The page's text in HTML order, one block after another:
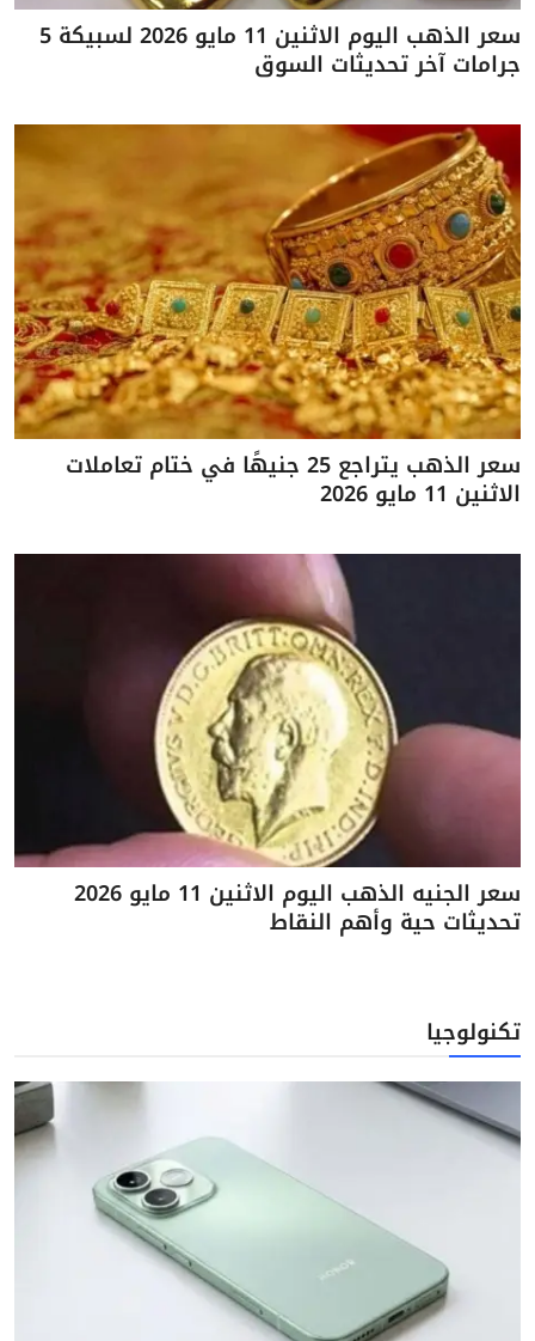
سعر الذهب اليوم الاثنين 11 مايو 2026 لسبيكة 5
جرامات آخر تحديثات السوق
سعر الذهب يتراجع 25 جنيهًا في ختام تعاملات
الاثنين 11 مايو 2026
سعر الجنيه الذهب اليوم الاثنين 11 مايو 2026
تحديثات حية وأهم النقاط
تكنولوجيا